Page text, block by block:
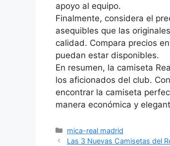
apoyo al equipo.
Finalmente, considera el
asequibles que las
calidad. Compara precios
puedan estar disponibles.
En resumen, la camiseta
los aficionados del club.
encontrar la camiseta
manera económica y
Categorías
mica-real madrid
Las 3 Nuevas Camisetas del